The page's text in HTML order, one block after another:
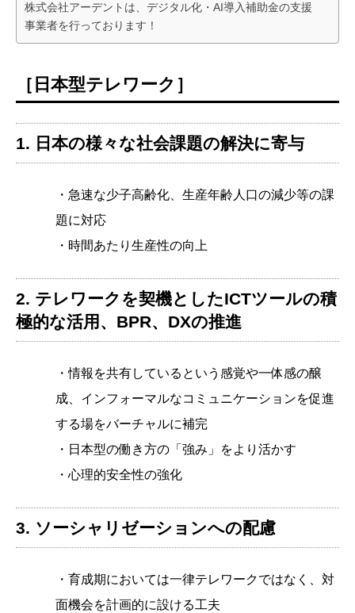
株式会社アーデントは、デジタル化・AI導入補助金の支援
事業者を行っております！
［日本型テレワーク］
1. 日本の様々な社会課題の解決に寄与
・急速な少子高齢化、生産年齢人口の減少等の課
題に対応
・時間あたり生産性の向上
2. テレワークを契機としたICTツールの積
極的な活用、BPR、DXの推進
・情報を共有しているという感覚や一体感の醸
成、インフォーマルなコミュニケーションを促進
する場をバーチャルに補完
・日本型の働き方の「強み」をより活かす
・心理的安全性の強化
3. ソーシャリゼーションへの配慮
・育成期においては一律テレワークではなく、対
面機会を計画的に設ける工夫